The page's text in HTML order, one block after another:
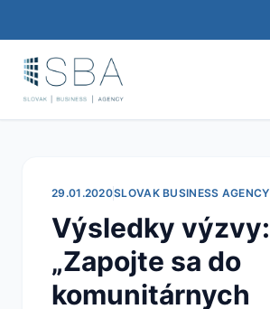
29.01.2020SLOVAK BUSINESS AGENCY
Výsledky výzvy:
„Zapojte sa do
komunitárnych